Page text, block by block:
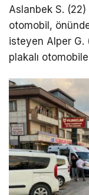
Aslanbek S.
otomobil,
isteyen Alper G.
plakalı